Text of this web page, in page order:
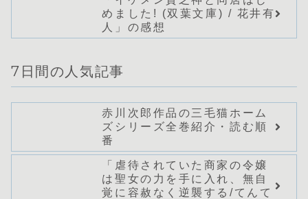
めました! (双葉文庫) / 花井有
人」の感想
7日間の人気記事
赤川次郎作品の三毛猫ホーム
ズシリーズ全巻紹介・読む順
番
「虐待されていた商家の令嬢
は聖女の力を手に入れ、無自
覚に容赦なく逆襲する/てんて